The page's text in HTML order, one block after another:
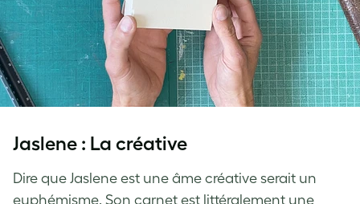
Jaslene : La créative
Dire que Jaslene est une âme créative serait un
euphémisme. Son carnet est littéralement une